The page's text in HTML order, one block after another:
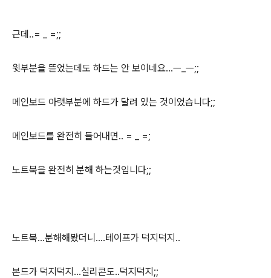
근데..= _ =;;
윗부분을 뜯었는데도 하드는 안 보이네요...ㅡ_ㅡ;;
메인보드 아랫부분에 하드가 달려 있는 것이었습니다;;
메인보드를 완전히 들어내면.. = _ =;
노트북을 완전히 분해 하는것입니다;;
노트북...분해해봤더니....테이프가 덕지덕지..
본드가 덕지덕지...실리콘도..덕지덕지;;